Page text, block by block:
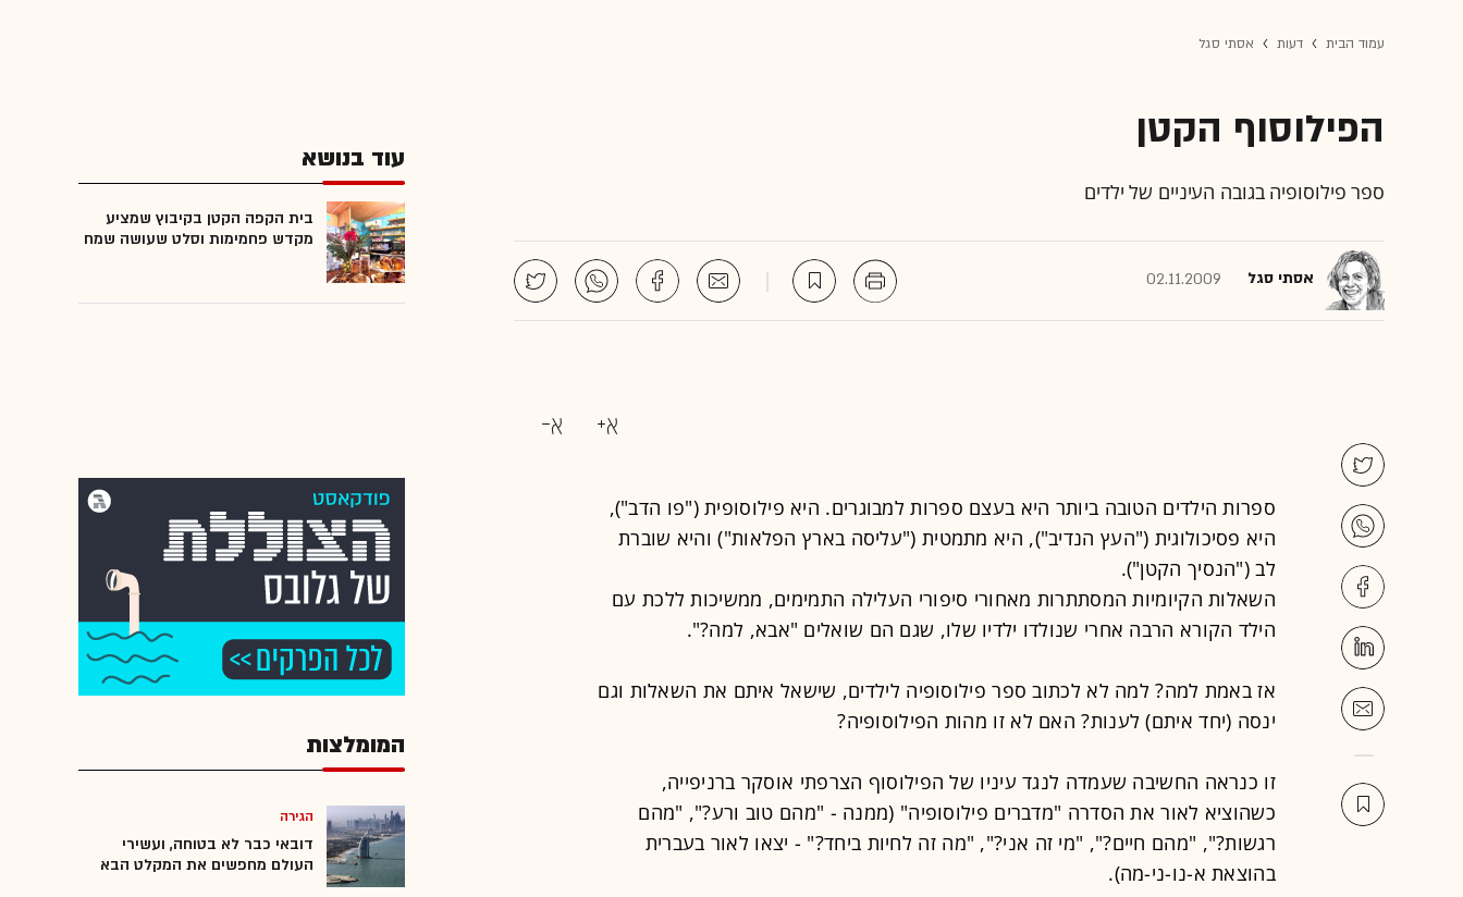
עמוד הבית דעות אסתי סגל
הפילוסוף הקטן
ספר פילוסופיה בגובה העיניים של ילדים
אסתי סגל 02.11.2009
ספרות הילדים הטובה ביותר היא בעצם ספרות למבוגרים. היא פילוסופית ("פו הדב"),
היא פסיכולוגית ("העץ הנדיב"), היא מתמטית ("עליסה בארץ הפלאות") והיא שוברת
לב ("הנסיך הקטן").
השאלות הקיומיות המסתתרות מאחורי סיפורי העלילה התמימים, ממשיכות ללכת עם
הילד הקורא הרבה אחרי שנולדו ילדיו שלו, שגם הם שואלים "אבא, למה?".
אז באמת למה? למה לא לכתוב ספר פילוסופיה לילדים, שישאל איתם את השאלות וגם
ינסה (יחד איתם) לענות? האם לא זו מהות הפילוסופיה?
זו כנראה החשיבה שעמדה לנגד עיניו של הפילוסוף הצרפתי אוסקר ברניפייה,
כשהוציא לאור את הסדרה "מדברים פילוסופיה" (ממנה - "מהם טוב ורע?", "מהם
רגשות?", "מהם חיים?", "מי זה אני?", "מה זה לחיות ביחד?" - יצאו לאור בעברית
בהוצאת א-נו-ני-מה).
עוד בנושא
בית הקפה הקטן בקיבוץ שמציע
מקדש פחמימות וסלט שעושה שמח
המומלצות
הגירה
דובאי כבר לא בטוחה, ועשירי
העולם מחפשים את המקלט הבא